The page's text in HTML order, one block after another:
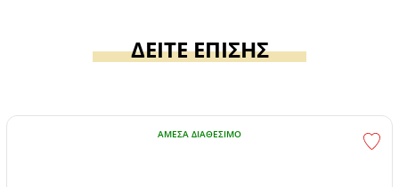
ΔΕΙΤΕ ΕΠΙΣΗΣ
ΆΜΕΣΑ ΔΙΑΘΈΣΙΜΟ